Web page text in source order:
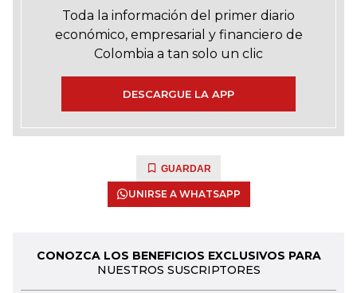
Toda la información del primer diario
económico, empresarial y financiero de
Colombia a tan solo un clic
DESCARGUE LA APP
GUARDAR
UNIRSE A WHATSAPP
CONOZCA LOS BENEFICIOS EXCLUSIVOS PARA
NUESTROS SUSCRIPTORES